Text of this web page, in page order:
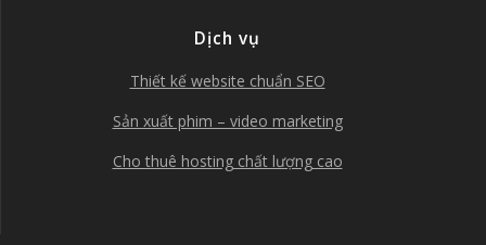
Dịch vụ
Thiết kế website chuẩn SEO
Sản xuất phim – video marketing
Cho thuê hosting chất lượng cao